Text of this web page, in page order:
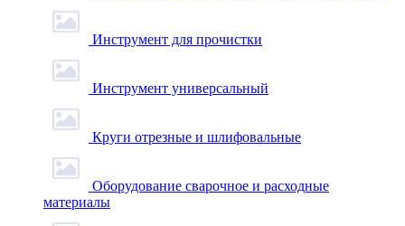
Инструмент для прочистки
Инструмент универсальный
Круги отрезные и шлифовальные
Оборудование сварочное и расходные
материалы